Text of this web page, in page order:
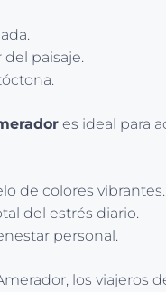
paisaje.
es ideal para
de colores vibrantes.
del estrés diario.
personal.
los